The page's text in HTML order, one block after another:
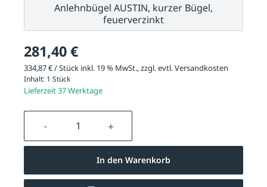
281,40 €
334,87 € / Stück inkl. 19 % MwSt., zzgl. evtl.Versandkosten
Inhalt: 1 Stück
Lieferzeit 37 Werktage
Produkt Anzahl: Gib den
In den Warenkorb
Anlehnbügel AUSTIN, kurzer Bügel,
feuerverzinkt